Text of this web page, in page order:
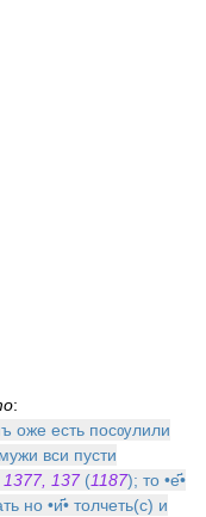
:
оже есть посѹлили
вси пусти
137(1187); то •е҃•
но •и҃• толчеть(с) и